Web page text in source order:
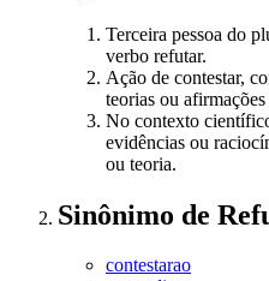
Terceira pessoa do
verbo refutar.
Ação de contestar,
teorias ou
No contexto
evidências ou
ou teoria.
Sinônimo de
contestarao